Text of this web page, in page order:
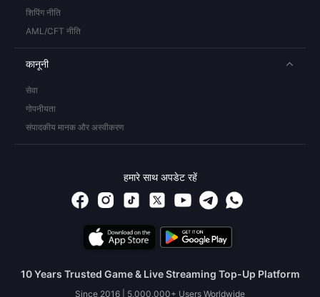
शिपिंग नीति
AML/CFT नीति
कानूनी
सेवा
गोपनीयता
संपादकीय मानक और अस्वीकरण
हमारे साथ अपडेट रहें
10 Years Trusted Game & Live Streaming Top-Up Platform
Since 2016 | 5,000,000+ Users Worldwide